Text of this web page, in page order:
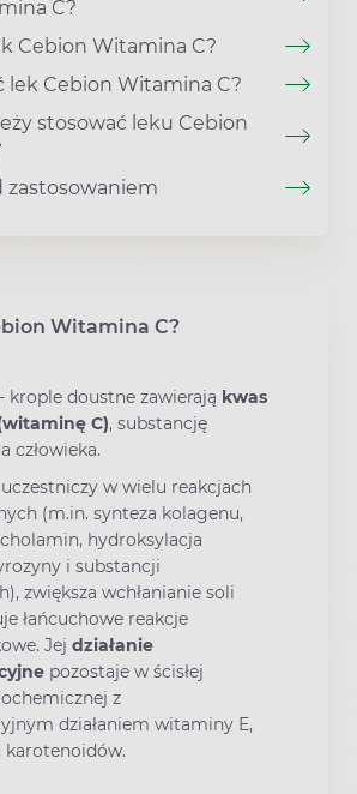
C?
Cebion Witamina C?
lek Cebion Witamina C?
stosować leku Cebion
zastosowaniem
Witamina C?
- krople doustne zawierają kwas
C), substancję
człowieka.
w wielu reakcjach
(m.in. synteza kolagenu,
hydroksylacja
i substancji
zwiększa wchłanianie soli
łańcuchowe reakcje
Jej działanie
pozostaje w ścisłej
z
działaniem witaminy E,